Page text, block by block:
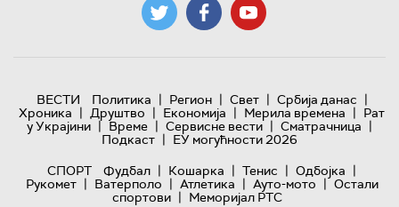
ВЕСТИ Политика | Регион | Свет | Србија данас |
Хроника | Друштво | Економија | Мерила времена | Рат
у Украјини | Време | Сервисне вести | Сматрачница |
Подкаст | ЕУ могућности 2026
СПОРТ
Фудбал | Кошарка | Тенис | Одбојка |
Рукомет | Ватерполо | Атлетика | Ауто-мото | Остали
спортови | Меморијал РТС